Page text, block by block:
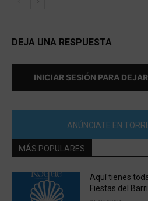
DEJA UNA RESPUESTA
INICIAR SESIÓN PARA
ANÚNCIATE EN
MÁS POPULARES
Aquí tienes
Fiestas del